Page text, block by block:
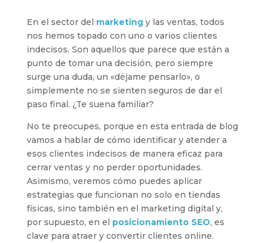
En el sector del marketingy las ventas, todos
nos hemos topado con uno o varios clientes
indecisos. Son aquellos que parece que están a
punto de tomar una decisión, pero siempre
surge una duda, un «déjame pensarlo», o
simplemente no se sienten seguros de dar el
paso final. ¿Te suena familiar?
No te preocupes, porque en esta entrada de blog
vamos a hablar de cómo identificar y atender a
esos clientes indecisos de manera eficaz para
cerrar ventas y no perder oportunidades.
Asimismo, veremos cómo puedes aplicar
estrategias que funcionan no solo en tiendas
físicas, sino también en el marketing digital y,
por supuesto, en el posicionamiento SEO, es
clave para atraer y convertir clientes online.